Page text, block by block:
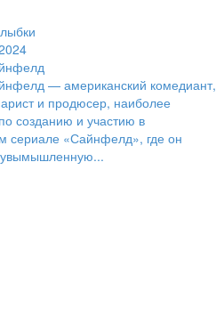
— американский комедиант,
и продюсер, наиболее
созданию и участию в
сериале «Сайнфелд», где он